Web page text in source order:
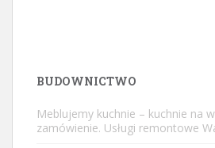
BUDOWNICTWO
Meblujemy kuchnie – kuchnie na
zamówienie. Usługi remontowe